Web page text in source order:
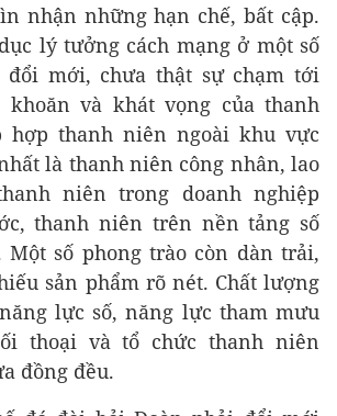
nhận những hạn chế, bất cập.
lý tưởng cách mạng ở một số
đổi mới, chưa thật sự chạm tới
khoăn và khát vọng của thanh
hợp thanh niên ngoài khu vực
là thanh niên công nhân, lao
niên trong doanh nghiệp
thanh niên trên nền tảng số
Một số phong trào còn dàn trải,
sản phẩm rõ nét. Chất lượng
lực số, năng lực tham mưu
thoại và tổ chức thanh niên
đồng đều.